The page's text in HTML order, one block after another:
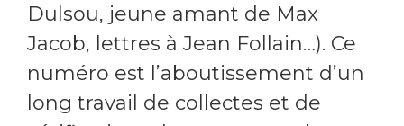
Dulsou, jeune amant de Max
Jacob, lettres à Jean Follain…). Ce
numéro est l’aboutissement d’un
long travail de collectes et de